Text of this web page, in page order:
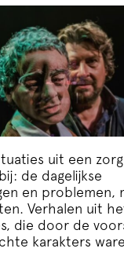
uit een
de dagelijkse
en problemen,
Verhalen uit
die door de
karakters